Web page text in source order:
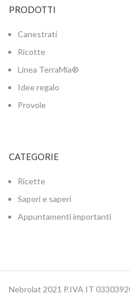
PRODOTTI
Canestrati
Ricotte
Linea TerraMia®
Idee regalo
Provole
CATEGORIE
Ricette
Sapori e saperi
Appuntamenti importanti
Nebrolat 2021 P.IVA IT